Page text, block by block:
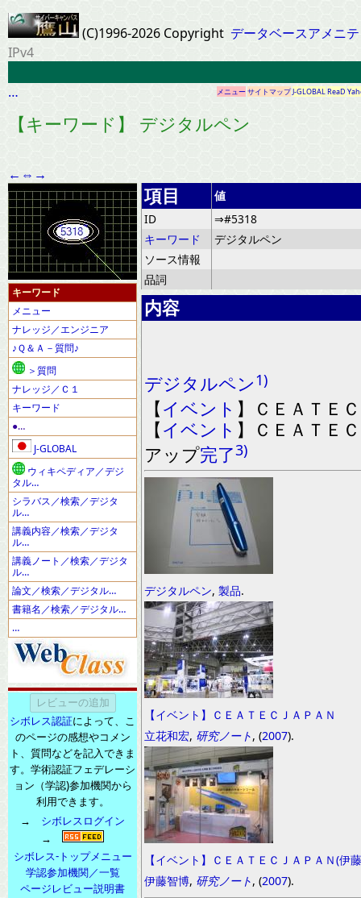
(C)1996-2026 Copyright データベースアメニ
IPv4
… メニューサイトマップJ-GLOBALReaD
【キーワード】 デジタルペン
← ⇔ →
キーワード
メニュー
ナレッジ／エンジニア
♪Ｑ＆Ａ－質問♪
＞質問
ナレッジ／Ｃ１
キーワード
●…
J-GLOBAL
ウィキペディア／デジ
タル…
シラバス／検索／デジタ
ル…
講義内容／検索／デジタ
ル…
講義ノート／検索／デジタ
ル…
論文／検索／デジタル…
書籍名／検索／デジタル…
…
シボレス認証によって、こ
のページの感想やコメン
ト、質問などを記入できま
す。学術認証フェデレーシ
ョン（学認)参加機関から
利用できます。
→ シボレスログイン
→
シボレス-トップメニュー
学認参加機関／一覧
ページレビュー説明書
項目
値
ID
⇒#5318
キーワード
デジタルペン
ソース情報
品詞
内容
デジタルペン1)
【イベント 】
ＣＥＡＴＥ
【イベント 】
ＣＥＡＴＥ
アッ プ完了3)
デジタルペン, 製品.
【イベント】ＣＥＡＴＥＣＪＡＰＡＮ
立花和宏, 研究ノート, (2007).
【イベント】ＣＥＡＴＥＣＪＡＰＡＮ(伊
伊藤智博, 研究ノート, (2007).